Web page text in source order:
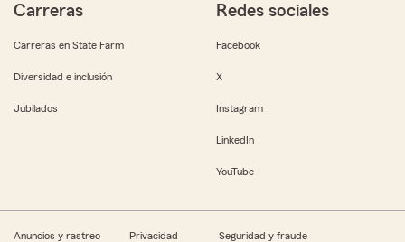
Carreras
Carreras en State Farm
Diversidad e inclusión
Jubilados
Redes sociales
Facebook
X
Instagram
LinkedIn
YouTube
Anuncios y rastreo Privacidad Seguridad y fraude